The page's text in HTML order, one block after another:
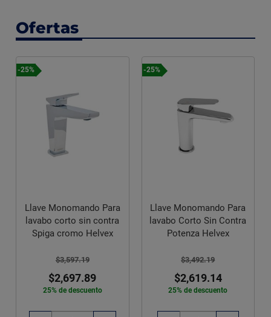
Ofertas
-25%
Llave Monomando Para
lavabo corto sin contra
Spiga cromo Helvex
$3,597.19
$2,697.89
25% de descuento
-25%
Llave Monomando Para
lavabo Corto Sin Contra
Potenza Helvex
$3,492.19
$2,619.14
25% de descuento